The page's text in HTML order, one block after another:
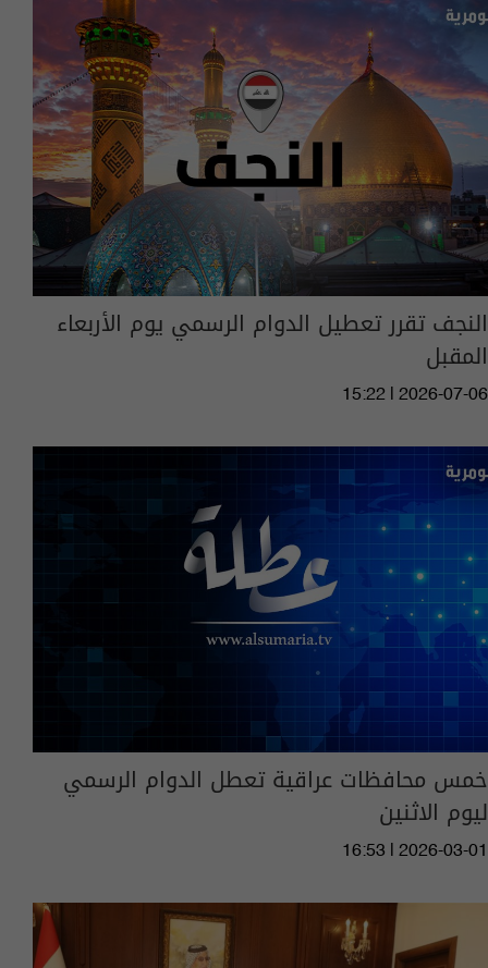
النجف تقرر تعطيل الدوام الرسمي يوم الأربعاء
المقبل
15:22 | 2026-07-06
خمس محافظات عراقية تعطل الدوام الرسمي
ليوم الاثنين
16:53 | 2026-03-01